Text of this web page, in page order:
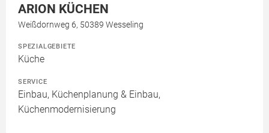
ARION KÜCHEN
Weißdornweg 6, 50389 Wesseling
SPEZIALGEBIETE
Küche
SERVICE
Einbau, Küchenplanung & Einbau,
Küchenmodernisierung